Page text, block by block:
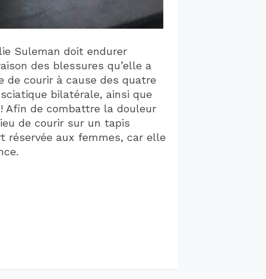
Suleman doit endurer
des blessures qu’elle a
courir à cause des quatre
bilatérale, ainsi que
Afin de combattre la douleur
de courir sur un tapis
réservée aux femmes, car elle